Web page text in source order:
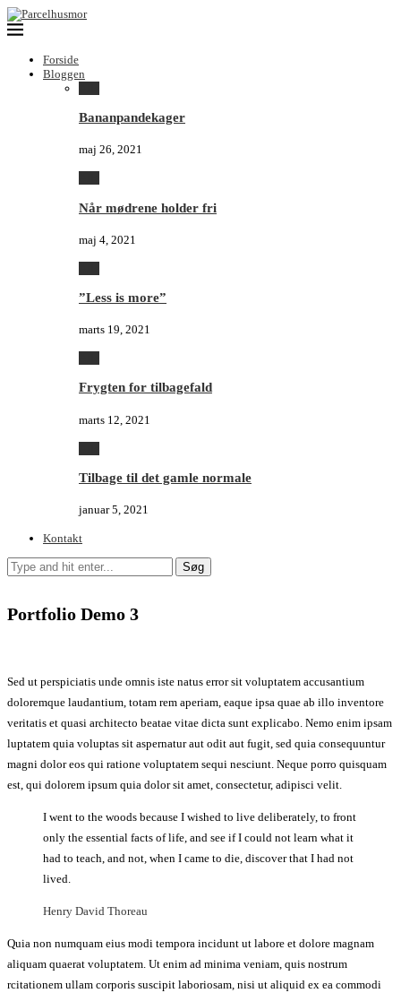
Forside
Bloggen
Bananpandekager
maj 26, 2021
Når mødrene holder fri
maj 4, 2021
”Less is more”
marts 19, 2021
Frygten for tilbagefald
marts 12, 2021
Tilbage til det gamle normale
januar 5, 2021
Kontakt
Søg
Portfolio Demo 3
Sed ut perspiciatis unde omnis iste natus error sit voluptatem accusantium
doloremque laudantium, totam rem aperiam, eaque ipsa quae ab illo inventore
veritatis et quasi architecto beatae vitae dicta sunt explicabo. Nemo enim ipsam
luptatem quia voluptas sit aspernatur aut odit aut fugit, sed quia consequuntur
magni dolor eos qui ratione voluptatem sequi nesciunt. Neque porro quisquam
est, qui dolorem ipsum quia dolor sit amet, consectetur, adipisci velit.
I went to the woods because I wished to live deliberately, to front
only the essential facts of life, and see if I could not learn what it
had to teach, and not, when I came to die, discover that I had not
lived.
Henry David Thoreau
Quia non numquam eius modi tempora incidunt ut labore et dolore magnam
aliquam quaerat voluptatem. Ut enim ad minima veniam, quis nostrum
rcitationem ullam corporis suscipit laboriosam, nisi ut aliquid ex ea commodi